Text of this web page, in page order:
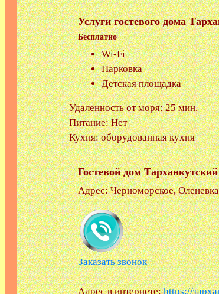
Услуги гостевого дома
Бесплатно
Wi-Fi
Парковка
Детская площадка
Удаленность от моря: 25 мин.
Питание:Нет
Кухня:оборудованная кухня
Гостевой дом
Адрес: Черноморское,
Заказать звонок
Адрес в интернете:https://